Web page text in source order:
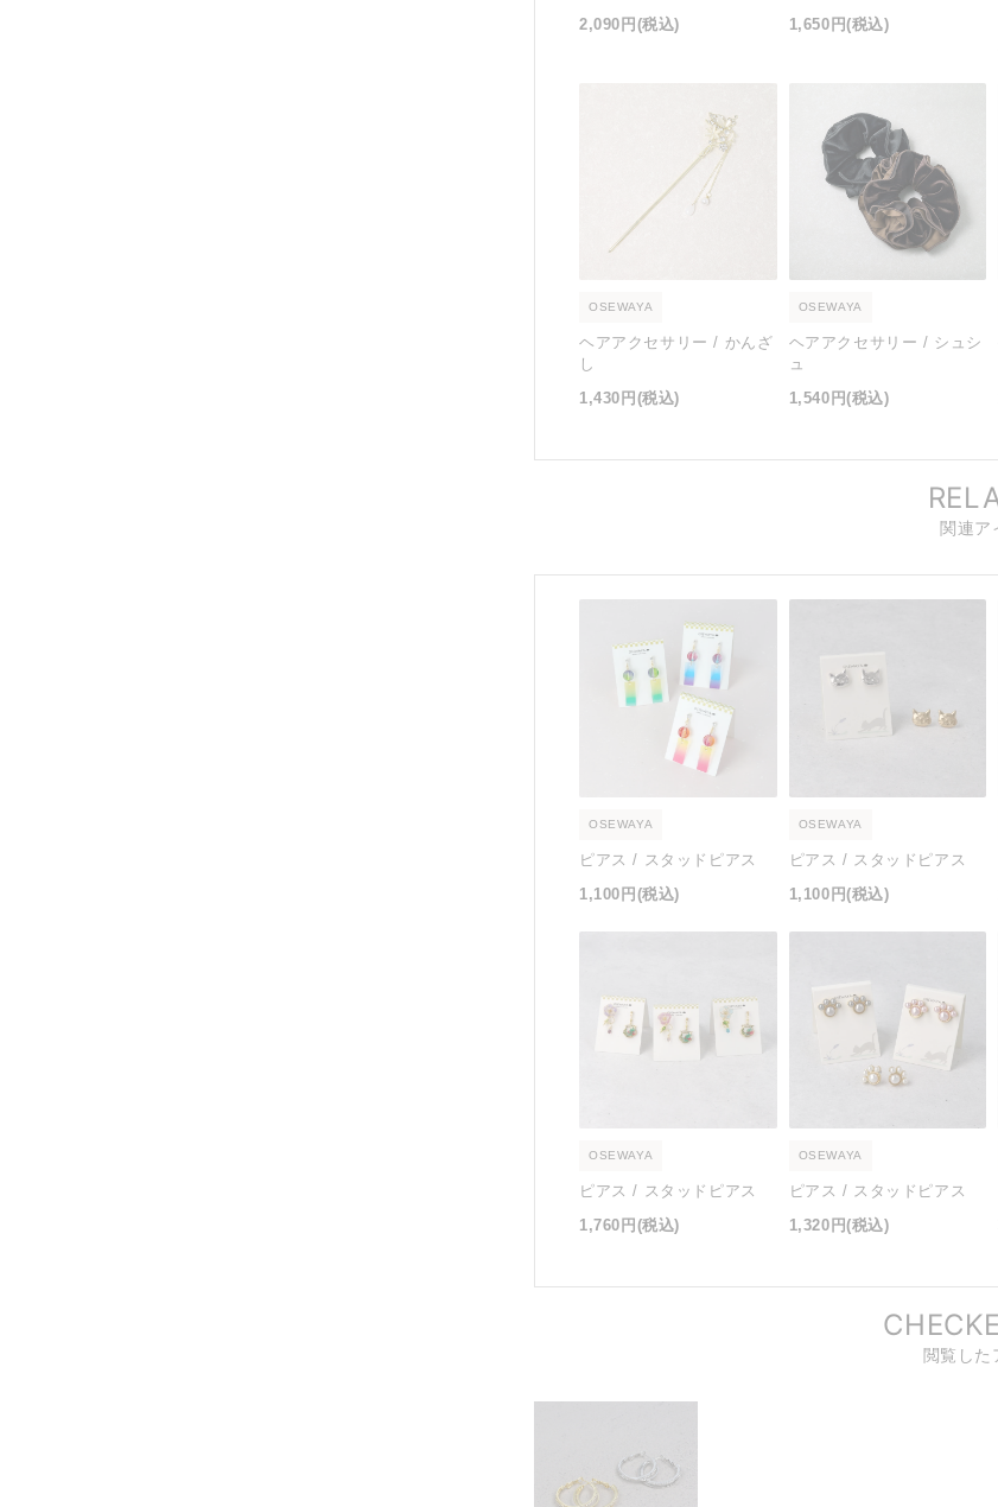
2,090円(税込)
1,650円(税込)
OSEWAYA
ヘアアクセサリー / かんざ
し
1,430円 (税込)
OSEWAYA
ヘアアクセサリー / シュシ
ュ
1,540円(税込)
関連ア
OSEWAYA
ピアス / スタッドピアス
1,100円(税込)
OSEWAYA
ピアス / スタッドピアス
1,100円(税込)
OSEWAYA
ピアス / スタッドピアス
1,760円 (税込)
OSEWAYA
ピアス / スタッドピアス
1,320円(税込)
閲覧した